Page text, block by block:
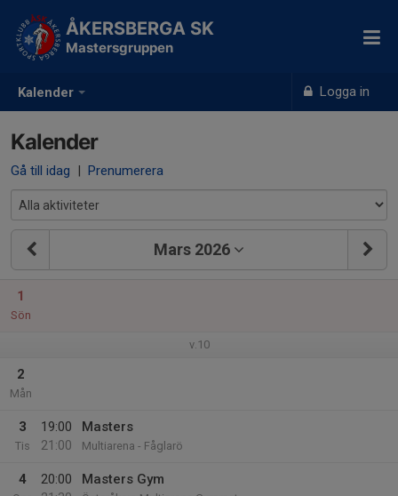
Kalender Logga in
ÅKERSBERGA SK
Mastersgruppen
Kalender
Gå till idag | Prenumerera
Mars 2026
1
Sön
v.10
2
Mån
3
Tis
19:00
21:00
Masters
Multiarena - Fåglarö
4
20:00
Masters Gym